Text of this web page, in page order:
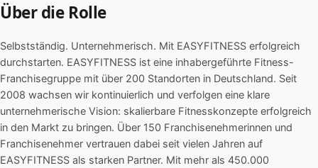
Über die Rolle
Selbstständig. Unternehmerisch. Mit EASYFITNESS erfolgreich
durchstarten. EASYFITNESS ist eine inhabergeführte Fitness-
Franchisegruppe mit über 200 Standorten in Deutschland. Seit
2008 wachsen wir kontinuierlich und verfolgen eine klare
unternehmerische Vision: skalierbare Fitnesskonzepte erfolgreich
in den Markt zu bringen. Über 150 Franchisenehmerinnen und
Franchisenehmer vertrauen dabei seit vielen Jahren auf
EASYFITNESS als starken Partner. Mit mehr als 450.000